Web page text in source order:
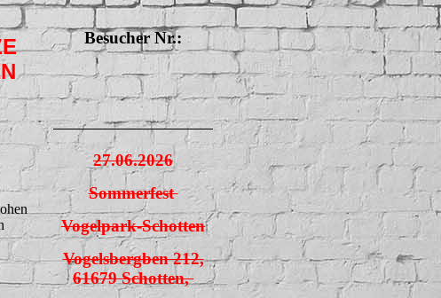
Besucher Nr.:
27.06.2026
Sommerfest
Vogelpark-Schotten
Vogelsbergben 212,
61679 Schotten,